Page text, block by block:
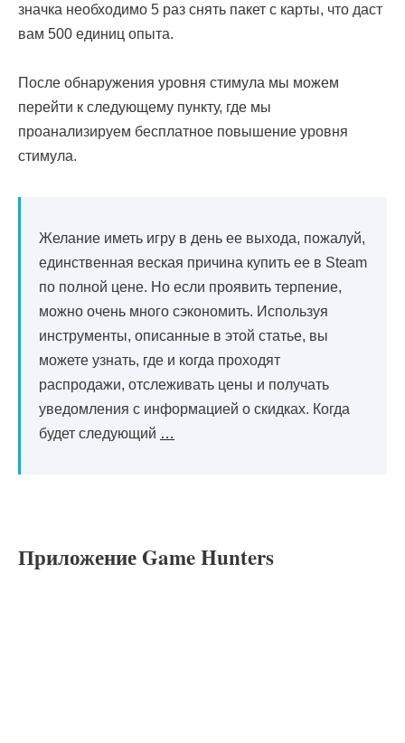
значка необходимо 5 раз снять пакет с карты, что даст
вам 500 единиц опыта.
После обнаружения уровня стимула мы можем
перейти к следующему пункту, где мы
проанализируем бесплатное повышение уровня
стимула.
Желание иметь игру в день ее выхода, пожалуй,
единственная веская причина купить ее в Steam
по полной цене. Но если проявить терпение,
можно очень много сэкономить. Используя
инструменты, описанные в этой статье, вы
можете узнать, где и когда проходят
распродажи, отслеживать цены и получать
уведомления с информацией о скидках. Когда
будет следующий …
Приложение Game Hunters